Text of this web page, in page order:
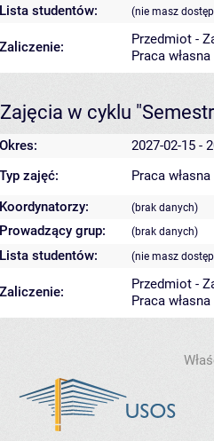
Lista studentów:
(nie masz
Zaliczenie:
Przedmiot -
Praca
Zajęcia w cyklu
Okres:
2027-02-15 -
Typ zajęć:
Praca
Koordynatorzy:
(brak danych)
Prowadzący grup: (brak danych)
Lista studentów: (nie masz
Zaliczenie:
Przedmiot -
Praca